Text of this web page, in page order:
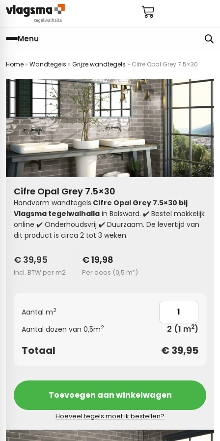
Menu
Home » Wandtegels » Grijze wandtegels » Cifre Opal Grey 7.5×30
Cifre Opal Grey 7.5×30
Handvorm wandtegels Cifre Opal Grey 7.5×30 bij
Vlagsma tegelwalhalla in Bolsward. ✔️ Bestel makkelijk
online ✔️ Onderhoudsvrij ✔️ Duurzaam. De levertijd van
dit product is circa 2 tot 3 weken.
€ 39,95
incl. BTW per m2
€ 19,98
Per doos (0,5 m²)
Aantal m2
Aantal dozen van 0,5m2 2 (1 m2)
Totaal € 39,95
Toevoegen aan winkelwagen
Hoeveel tegels moet ik bestellen?
badkamer
hal
keuken
toilet
woonkamer
(kloostertegels)
tegels
badkamer
bijkeuken
keuken
hal
toilet
tegels
(tot €25)